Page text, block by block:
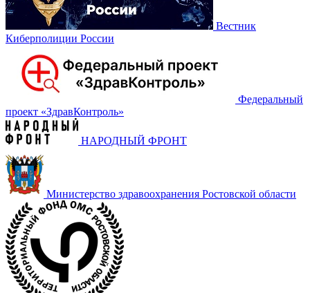
Вестник
Киберполиции России
Федеральный
проект «‎ЗдравКонтроль»
НАРОДНЫЙ ФРОНТ
Министерство здравоохранения Ростовской области